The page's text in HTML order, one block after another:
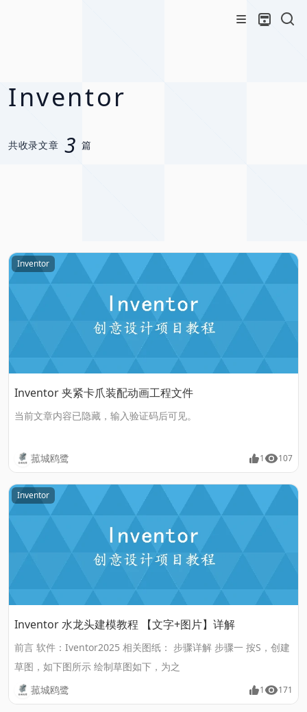
Inventor
共收录文章 3 篇
Inventor
Inventor 夹紧卡爪装配动画工程文件
当前文章内容已隐藏，输入验证码后可见。
菰城鸥鹭 1 107
Inventor
Inventor 水龙头建模教程 【文字+图片】详解
前言 软件：Iventor2025 相关图纸： 步骤详解 步骤一 按S，创建
草图，如下图所示 绘制草图如下，为之
菰城鸥鹭
1 171